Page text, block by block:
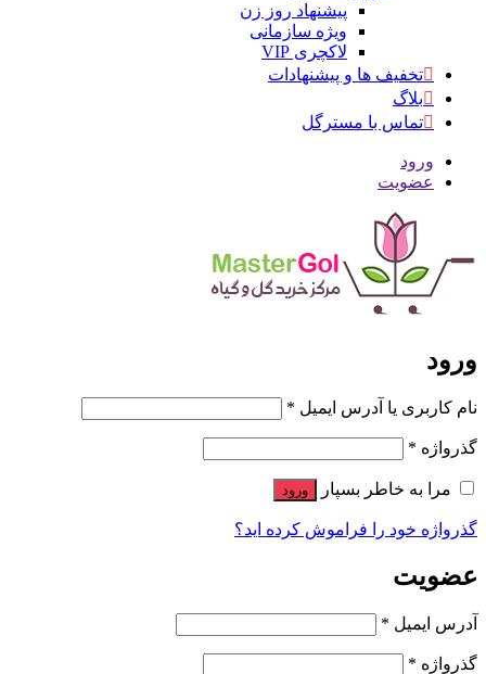
پیشنهاد روز زن
ویژه سازمانی
لاکچری VIP
تخفیف ها و پیشنهادات
بلاگ
تماس با مسترگل
ورود
عضویت
ورود
نام کاربری یا آدرس ایمیل *
گذرواژه *
مرا به خاطر بسپار ورود
گذرواژه خود را فراموش کرده اید؟
عضویت
آدرس ایمیل *
گذرواژه *